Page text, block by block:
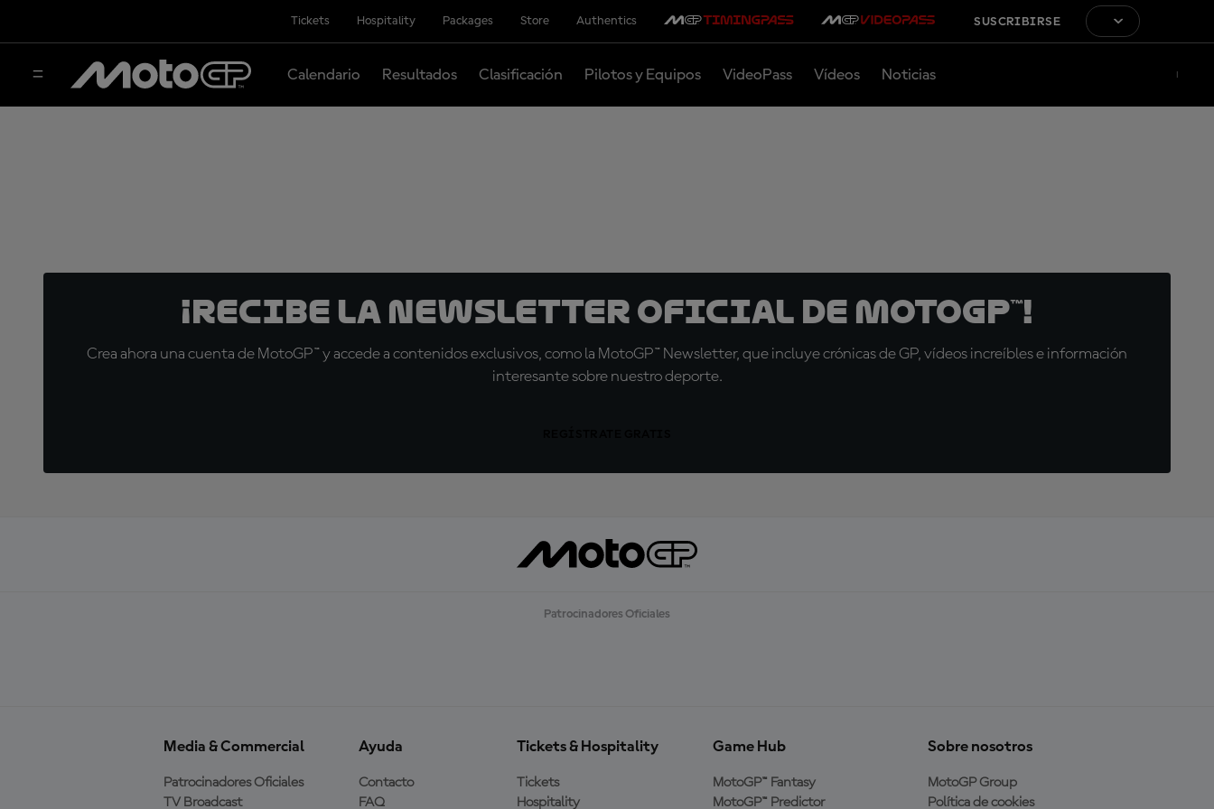
Tickets Hospitality Packages Store Authentics SUSCRIBIRSE
Calendario Resultados Clasificación Pilotos y Equipos VideoPass Vídeos Noticias
¡Recibe la Newsletter oficial de MotoGP™!
Crea ahora una cuenta de MotoGP™ y accede a contenidos exclusivos, como la MotoGP™ Newsletter, que incluye crónicas de GP, vídeos increíbles e información
interesante sobre nuestro deporte.
Patrocinadores Oficiales
Media & Commercial
Patrocinadores Oficiales
TV Broadcast
Ayuda
Contacto
FAQ
Tickets & Hospitality
Tickets
Hospitality
Game Hub
MotoGP™ Fantasy
MotoGP™ Predictor
Sobre nosotros
MotoGP Group
Política de cookies